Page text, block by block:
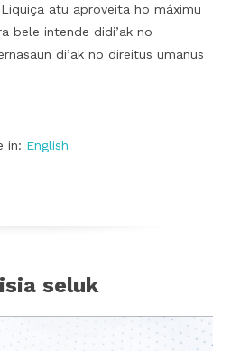
atu aproveita ho máximu
bele intende didi’ak no
di’ak no direitus umanus
in: English
seluk